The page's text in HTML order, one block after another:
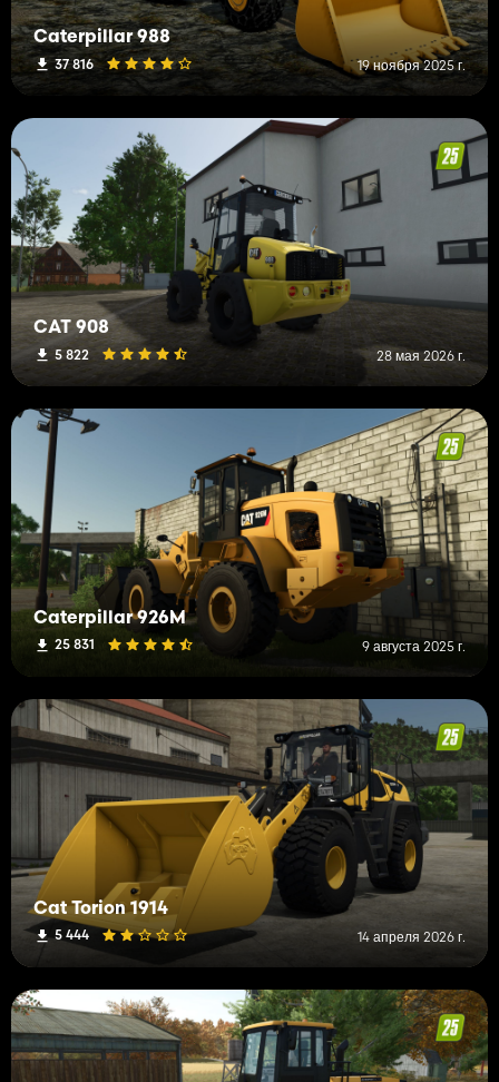
Caterpillar 988
37 816 19 ноября 2025 г.
CAT 908
5 822 28 мая 2026 г.
Caterpillar 926M
25 831 9 августа 2025 г.
Cat Torion 1914
5 444 14 апреля 2026 г.